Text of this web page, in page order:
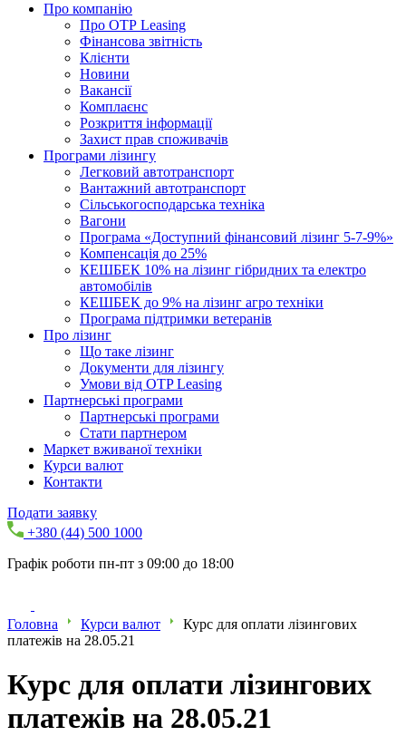
Про компанію
Про ОТР Leasing
Фінансова звітність
Клієнти
Новини
Вакансії
Комплаєнс
Розкриття інформації
Захист прав споживачів
Програми лізингу
Легковий автотранспорт
Вантажний автотранспорт
Cільськогосподарська техніка
Вагони
Програма «Доступний фінансовий лізинг 5-7-9%»
Компенсація до 25%
КЕШБЕК 10% на лізинг гібридних та електро
автомобілів
КЕШБЕК до 9% на лізинг агро техніки
Програма підтримки ветеранів
Про лізинг
Що таке лізинг
Документи для лізингу
Умови від OTP Leasing
Партнерські програми
Партнерські програми
Стати партнером
Маркет вживаної техніки
Курси валют
Контакти
Подати заявку
+380 (44) 500 1000
Графік роботи пн-пт з 09:00 до 18:00
Головна Курси валют
Курс для оплати лізингових
платежів на 28.05.21
Курс для оплати лізингових
платежів на 28.05.21